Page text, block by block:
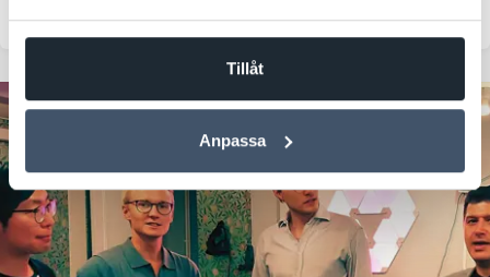
Tillåt
Anpassa